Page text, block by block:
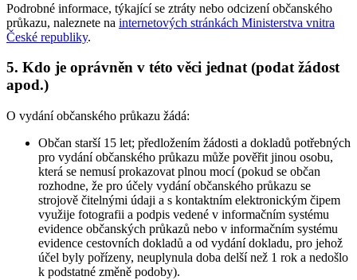
Podrobné informace, týkající se ztráty nebo odcizení občanského
průkazu, naleznete na internetových stránkách Ministerstva vnitra
České republiky.
5. Kdo je oprávněn v této věci jednat (podat žádost
apod.)
O vydání občanského průkazu žádá:
Občan starší 15 let; předložením žádosti a dokladů potřebných
pro vydání občanského průkazu může pověřit jinou osobu,
která se nemusí prokazovat plnou mocí (pokud se občan
rozhodne, že pro účely vydání občanského průkazu se
strojově čitelnými údaji a s kontaktním elektronickým čipem
využije fotografii a podpis vedené v informačním systému
evidence občanských průkazů nebo v informačním systému
evidence cestovních dokladů a od vydání dokladu, pro jehož
účel byly pořízeny, neuplynula doba delší než 1 rok a nedošlo
k podstatné změně podoby).